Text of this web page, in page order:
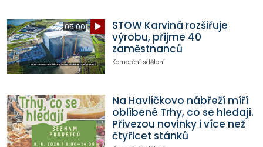
05:00
STOW Karviná rozšiřuje
výrobu, přijme 40
zaměstnanců
Komerční sdělení
Na Havlíčkovo nábřeží míří
oblíbené Trhy, co se hledají.
Přivezou novinky i více než
čtyřicet stánků